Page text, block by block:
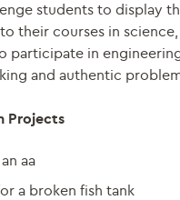
students to display
their courses in science,
participate in
and authentic
Projects
aa
a broken fish tank